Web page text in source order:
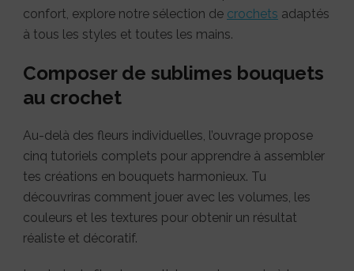
confort, explore notre sélection de crochets adaptés
à tous les styles et toutes les mains.
Composer de sublimes bouquets
au crochet
Au-delà des fleurs individuelles, l’ouvrage propose
cinq tutoriels complets pour apprendre à assembler
tes créations en bouquets harmonieux. Tu
découvriras comment jouer avec les volumes, les
couleurs et les textures pour obtenir un résultat
réaliste et décoratif.